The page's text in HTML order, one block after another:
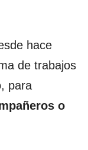
hace
de trabajos
para
o